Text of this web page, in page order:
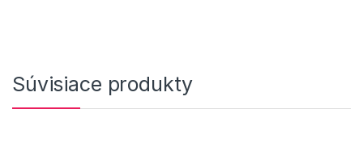
Súvisiace produkty